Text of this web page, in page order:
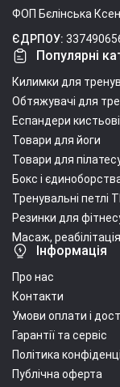
ФОП Бєлінська
ЄДРПОУ:
Популярні
Килимки для
Обтяжувачі для
Еспандери кистьові
Товари для йоги
Товари для
Бокс і
Тренувальні петлі
Резинки для
Масаж,
Інформація
Про нас
Контакти
Умови оплати і
Гарантії та сервіс
Політика
Публічна оферта